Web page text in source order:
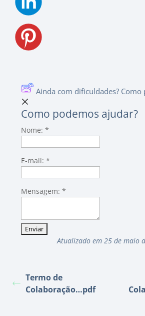
Ainda com dificuldades? Como
Como podemos ajudar?
Nome: *
E-mail: *
Mensagem: *
Atualizado em 25 de maio
Termo de
Colaboração…pdf